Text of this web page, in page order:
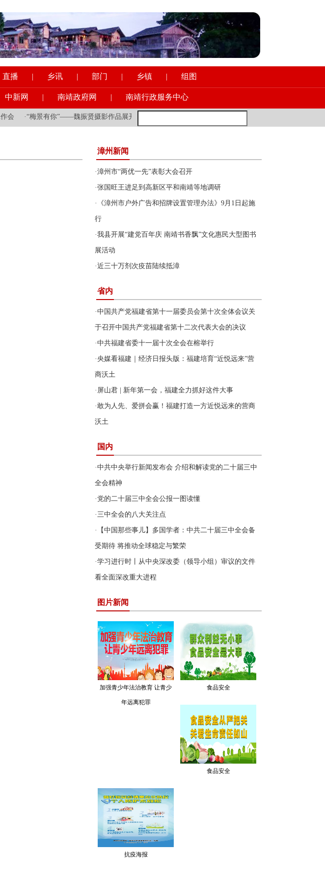
直播 | 乡讯 | 部门 | 乡镇 | 组图
中新网 | 南靖政府网 | 南靖行政服务中心
·“梅景有你”——魏振贤摄影作品展开展
漳州新闻
·漳州市“两优一先”表彰大会召开
·张国旺王进足到高新区平和南靖等地调研
· 《漳州市户外广告和招牌设置管理办法》9月1日起施
行
·我县开展“建党百年庆 南靖书香飘”文化惠民大型图书
展活动
·近三十万剂次疫苗陆续抵漳
省内
·中国共产党福建省第十一届委员会第十次全体会议关
于召开中国共产党福建省第十二次代表大会的决议
·中共福建省委十一届十次全会在榕举行
·央媒看福建｜经济日报头版：福建培育“近悦远来”营
商沃土
· 屏山君 | 新年第一会，福建全力抓好这件大事
·敢为人先、爱拼会赢！福建打造一方近悦远来的营商
沃土
国内
·中共中央举行新闻发布会 介绍和解读党的二十届三中
全会精神
· 党的二十届三中全会公报一图读懂
·三中全会的八大关注点
· 【中国那些事儿】多国学者：中共二十届三中全会备
受期待 将推动全球稳定与繁荣
·学习进行时丨从中央深改委（领导小组）审议的文件
看全面深改重大进程
图片新闻
加强青少年法治教育 让青少
年远离犯罪
食品安全
食品安全
抗疫海报